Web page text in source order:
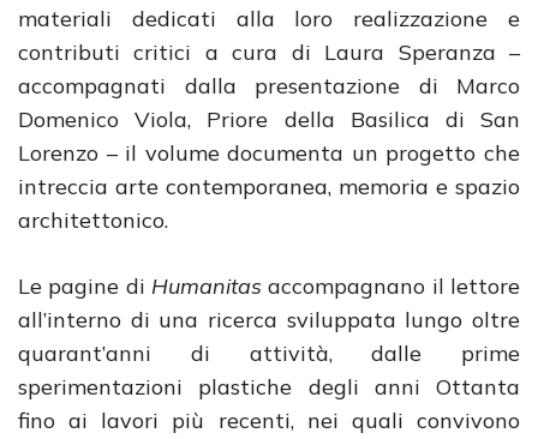
materiali dedicati alla loro realizzazione e
contributi critici a cura di Laura Speranza –
accompagnati dalla presentazione di Marco
Domenico Viola, Priore della Basilica di San
Lorenzo – il volume documenta un progetto che
intreccia arte contemporanea, memoria e spazio
architettonico.
Le pagine di Humanitas accompagnano il lettore
all’interno di una ricerca sviluppata lungo oltre
quarant’anni di attività, dalle prime
sperimentazioni plastiche degli anni Ottanta
fino ai lavori più recenti, nei quali convivono